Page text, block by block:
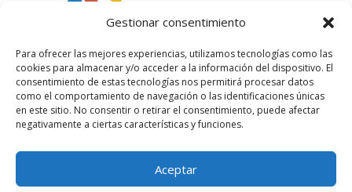
Gestionar consentimiento
Para ofrecer las mejores experiencias, utilizamos tecnologías como las
cookies para almacenar y/o acceder a la información del dispositivo. El
consentimiento de estas tecnologías nos permitirá procesar datos
como el comportamiento de navegación o las identificaciones únicas
en este sitio. No consentir o retirar el consentimiento, puede afectar
negativamente a ciertas características y funciones.
Aceptar
Política de privacidad
Política de cookies